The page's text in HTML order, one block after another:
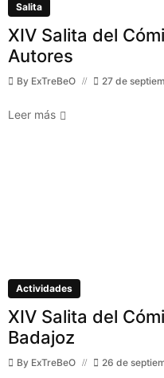
Salita
XIV Salita del
Autores
By ExTreBeO 27 de
Leer más
Actividades
XIV Salita del
Badajoz
By ExTreBeO 26 de